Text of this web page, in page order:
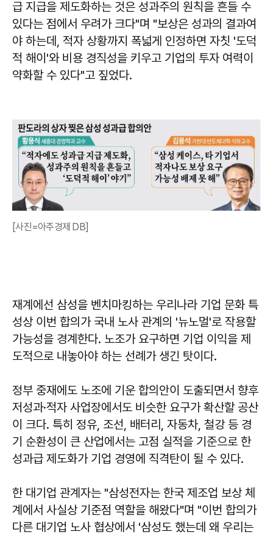
급 지급을 제도화하는 것은 성과주의 원칙을 흔들 수
있다는 점에서 우려가 크다"며 "보상은 성과의 결과여
야 하는데, 적자 상황까지 폭넓게 인정하면 자칫 '도덕
적 해이'와 비용 경직성을 키우고 기업의 투자 여력이
약화할 수 있다"고 짚었다.
[사진=아주경제 DB]
재계에선 삼성을 벤치마킹하는 우리나라 기업 문화 특
성상 이번 합의가 국내 노사 관계의 '뉴노멀'로 작용할
가능성을 경계한다. 노조가 요구하면 기업 이익을 제
도적으로 내놓아야 하는 선례가 생긴 탓이다.
정부 중재에도 노조에 기운 합의안이 도출되면서 향후
저성과·적자 사업장에서도 비슷한 요구가 확산할 공산
이 크다. 특히 정유, 조선, 배터리, 자동차, 철강 등 경
기 순환성이 큰 산업에서는 고점 실적을 기준으로 한
성과급 제도화가 기업 경영에 직격탄이 될 수 있다.
한 대기업 관계자는 "삼성전자는 한국 제조업 보상 체
계에서 사실상 기준점 역할을 해왔다"며 "이번 합의가
다른 대기업 노사 협상에서 '삼성도 했는데 왜 우리는